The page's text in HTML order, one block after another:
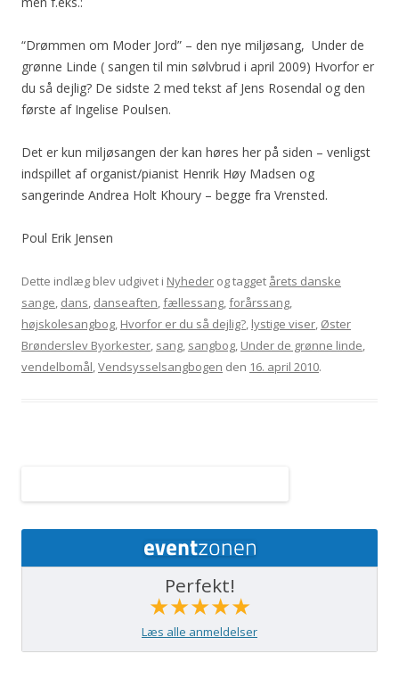
“Drømmen om Moder Jord” – den nye miljøsang, Under de
grønne Linde ( sangen til min sølvbrud i april 2009) Hvorfor er
du så dejlig? De sidste 2 med tekst af Jens Rosendal og den
første af Ingelise Poulsen.
Det er kun miljøsangen der kan høres her på siden – venligst
indspillet af organist/pianist Henrik Høy Madsen og
sangerinde Andrea Holt Khoury – begge fra Vrensted.
Poul Erik Jensen
Dette indlæg blev udgivet i Nyheder og tagget årets danske
sange, dans, danseaften,fællessang,forårssang,
højskolesangbog, Hvorfor er du så dejlig?, lystige viser, Øster
Brønderslev Byorkester, sang, sangbog, Under de grønne linde,
vendelbomål,Vendsysselsangbogen den 16. april 2010.
Perfekt!
★★★★★
Læs alle anmeldelser